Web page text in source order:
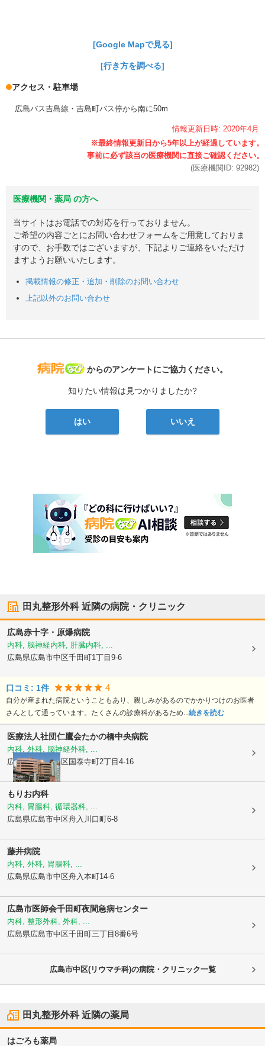
[Google Mapで見る]
[行き方を調べる]
アクセス・駐車場
広島バス吉島線・吉島町バス停から南に50m
情報更新日時: 2020年4月
(医療機関ID: 92982)
医療機関・薬局 の方へ
当サイトはお電話での対応を行っておりません。
ご希望の内容ごとにお問い合わせフォームをご用意しておりま
すので、お手数ではございますが、下記よりご連絡をいただけ
ますようお願いいたします。
掲載情報の修正・追加・削除のお問い合わせ
上記以外のお問い合わせ
病院なび
からのアンケートにご協力ください。
知りたい情報は見つかりましたか?
はい いいえ
田丸整形外科近隣の病院・クリニック
広島赤十字・原爆病院
内科, 脳神経内科, 肝臓内科, ...
広島県広島市中区千田町1丁目9-6
口コミ: 1件 4
自分が産まれた病院ということもあり、親しみがあるのでかかりつけのお医者
さんとして通っています。たくさんの診療科があるため... 続きを読む
医療法人社団仁鷹会たかの橋中央病院
内科, 外科, 脳神経外科, ...
広島県広島市中区 国泰寺町2丁目4-16
もりお内科
内科, 胃腸科, 循環器科, ...
広島県広島市中区舟入川口町6-8
藤井病院
内科, 外科, 胃腸科, ...
広島県広島市中区舟入本町14-6
広島市医師会千田町夜間急病センター
内科, 整形外科, 外科, ...
広島県広島市中区千田町三丁目8番6号
広島市中区(リウマチ科)の病院・クリニック一覧
田丸整形外科近隣の薬局
はごろも薬局